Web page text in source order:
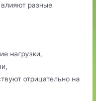
разные
нагрузки,
отрицательно на